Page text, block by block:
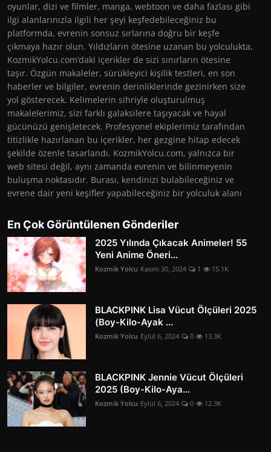
oyunlar, dizi ve filmler, manga, webtoon ve daha fazlası gibi
ilgi alanlarınızla ilgili her şeyi keşfedebileceğiniz bu
platformda, evrenin sonsuz sırlarına doğru bir keşfe
çıkmaya hazır olun. Yıldızların ötesine uzanan bu yolculukta,
KozmikYolcu.com’daki içerikler de sizi sınırların ötesine
taşır. Özgün makaleler, sürükleyici kişilik testleri, en son
haberler ve bilgiler, evrenin derinliklerinde gezinirken size
yol gösterecek. Kelimelerin sihriyle oluşturulmuş
makalelerimiz, sizi farklı galaksilere taşıyacak ve hayal
gücünüzü genişletecek. Profesyonel ekiplerimiz tarafından
titizlikle hazırlanan bu içerikler, her gezgine hitap edecek
şekilde özenle tasarlandı. KozmikYolcu.com, yalnızca bir
web sitesi değil, aynı zamanda evrenin ve bilinmeyenin
buluşma noktasıdır. Burası, kendinizi bulabileceğiniz ve
evrene dair yeni keşifler yapabileceğiniz bir yolculuk alanı
En Çok Görüntülenen Gönderiler
2025 Yılında Çıkacak Animeler! 55
Yeni Anime Öneri...
Kozmik Yolcu Kasım 30, 2024 1 15.1K
BLACKPINK Lisa Vücut Ölçüleri 2025
(Boy-Kilo-Ayak ...
Kozmik Yolcu Eylül 6, 2024 0 13.3K
BLACKPINK Jennie Vücut Ölçüleri
2025 (Boy-Kilo-Aya...
Kozmik Yolcu Eylül 6, 2024 0 12.3K